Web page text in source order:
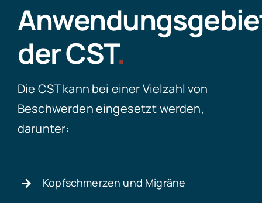
der CST.
Die CST kann bei einer Vielzahl von
Beschwerden eingesetzt werden,
darunter:
Kopfschmerzen und Migräne